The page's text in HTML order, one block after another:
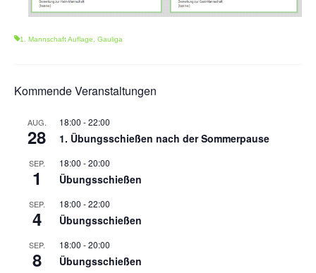
1. Mannschaft Auflage, Gauliga
Kommende Veranstaltungen
AUG.
28
18:00 -22:00
1. Übungsschießen nach der Sommerpause
SEP.
1
18:00 -20:00
Übungsschießen
SEP.
4
18:00 -22:00
Übungsschießen
SEP.
8
18:00 -20:00
Übungsschießen